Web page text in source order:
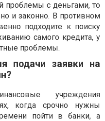
проблемы с деньгами, то
и законно. В противном
подходите к поиску
самого кредита, у
проблемы.
подачи заявки на
учреждения
когда срочно нужны
пойти в банки, а